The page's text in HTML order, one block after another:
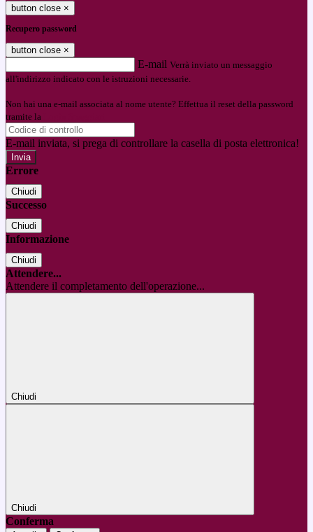
button close ×
Recupero password
button close ×
E-mail Verrà inviato un messaggio
all'indirizzo indicato con le istruzioni necessarie.
Non hai una e-mail associata al nome utente? Effettua il reset della password
tramite la
E-mail inviata, si prega di controllare la casella di posta elettronica!
Errore
Chiudi
Successo
Chiudi
Informazione
Chiudi
Attendere...
Attendere il completamento dell'operazione...
Chiudi
Chiudi
Conferma